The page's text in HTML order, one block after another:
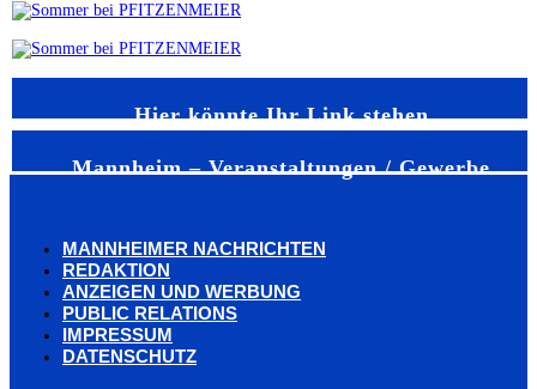
Hier könnte Ihr Link stehen
Mannheim – Veranstaltungen / Gewerbe
MANNHEIMER NACHRICHTEN
REDAKTION
ANZEIGEN UND WERBUNG
PUBLIC RELATIONS
IMPRESSUM
DATENSCHUTZ